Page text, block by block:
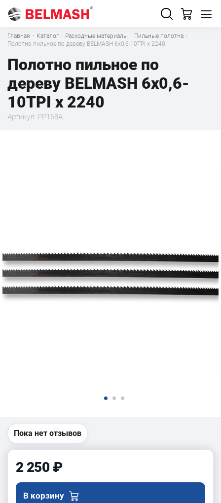
Главная · Каталог · Расходные материалы · Пильные полотна ·
Полотно пильное по дереву BELMASH 6x0,6-10TPI x 2240
Полотно пильное по
дереву BELMASH 6x0,6-
10TPI x 2240
Артикул: PP168A
Пока нет отзывов
2 250 ₽
В корзину